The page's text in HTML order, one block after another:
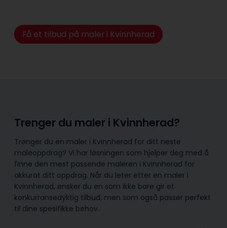
Få et tilbud på maler i Kvinnherad
Trenger du maler i Kvinnherad?
Trenger du en maler i Kvinnherad for ditt neste
maleoppdrag? Vi har løsningen som hjelper deg med å
finne den mest passende maleren i Kvinnherad for
akkurat ditt oppdrag. Når du leter etter en maler i
Kvinnherad, ønsker du en som ikke bare gir et
konkurransedyktig tilbud, men som også passer perfekt
til dine spesifikke behov.